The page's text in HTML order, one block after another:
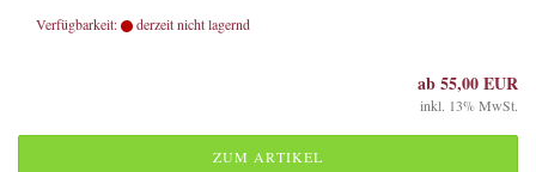
Verfügbarkeit: derzeit nicht lagernd
ab 55,00 EUR
inkl. 13% MwSt.
ZUM ARTIKEL